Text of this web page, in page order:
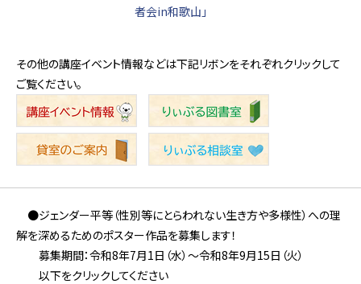
者会in和歌山」
その他の講座イベント情報などは下記リボンをそれぞれクリックして
ご覧ください。
●ジェンダー平等（性別等にとらわれない生き方や多様性）への理
解を深めるためのポスター作品を募集します！
募集期間：令和8年7月1日（水）～令和8年9月15日（火）
以下をクリックしてください